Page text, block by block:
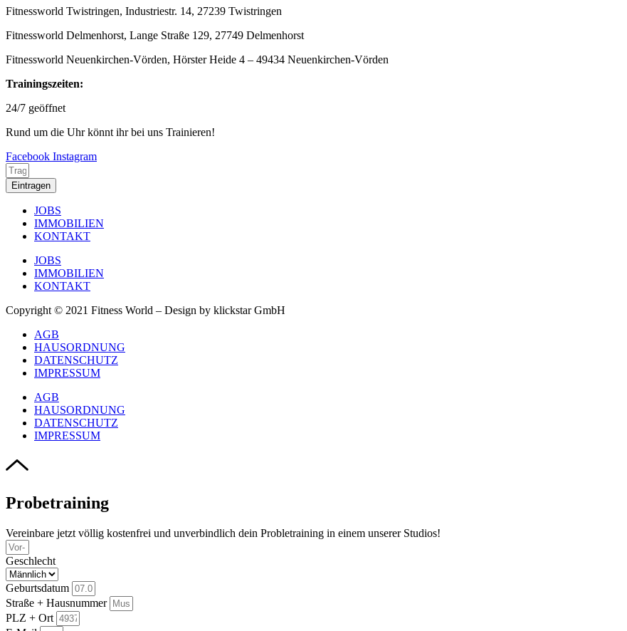
Fitnessworld Twistringen, Industriestr. 14, 27239 Twistringen
Fitnessworld Delmenhorst, Lange Straße 129, 27749 Delmenhorst
Fitnessworld Neuenkirchen-Vörden, Hörster Heide 4 – 49434 Neuenkirchen-Vörden
Trainingszeiten:
24/7 geöffnet
Rund um die Uhr könnt ihr bei uns Trainieren!
Facebook Instagram
Eintragen
JOBS
IMMOBILIEN
KONTAKT
JOBS
IMMOBILIEN
KONTAKT
Copyright © 2021 Fitness World – Design by klickstar GmbH
AGB
HAUSORDNUNG
DATENSCHUTZ
IMPRESSUM
AGB
HAUSORDNUNG
DATENSCHUTZ
IMPRESSUM
Probetraining
Vereinbare jetzt völlig kostenfrei und unverbindlich dein Probletraining in einem unserer Studios!
Geschlecht
Geburtsdatum
Straße + Hausnummer
PLZ + Ort